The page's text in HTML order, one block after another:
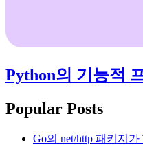
Python의 기능적
Popular Posts
Go의 net/http 패키지